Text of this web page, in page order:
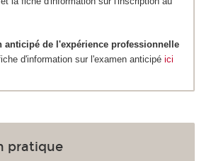
anticipé de l'expérience professionnelle
d'information sur l'examen anticipé ici
pratique